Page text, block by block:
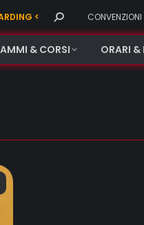
< Search: CONVENZIONI
& CORSI ORARI &